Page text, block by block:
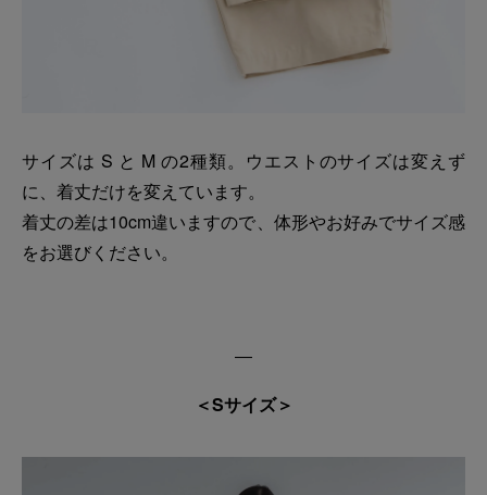
サイズは S と M の2種類。ウエストのサイズは変えず
に、着丈だけを変えています。
着丈の差は10cm違いますので、体形やお好みでサイズ感
をお選びください。
―
＜Sサイズ＞